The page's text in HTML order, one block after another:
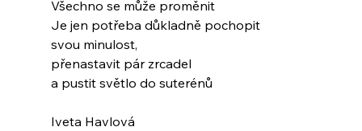
Všechno se může proměnit
Je jen potřeba důkladně pochopit
svou minulost,
přenastavit pár zrcadel
a pustit světlo do suterénů
Iveta Havlová